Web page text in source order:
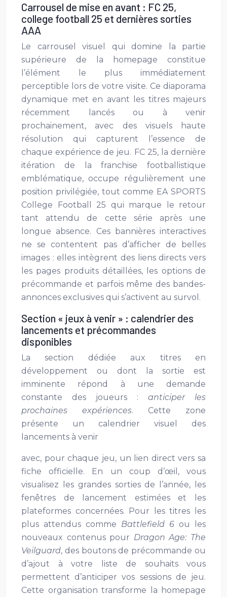
Carrousel de mise en avant : FC 25,
college football 25 et dernières sorties
AAA
Le carrousel visuel qui domine la partie
supérieure de la homepage constitue
l’élément le plus immédiatement
perceptible lors de votre visite. Ce diaporama
dynamique met en avant les titres majeurs
récemment lancés ou à venir
prochainement, avec des visuels haute
résolution qui capturent l’essence de
chaque expérience de jeu. FC 25, la dernière
itération de la franchise footballistique
emblématique, occupe régulièrement une
position privilégiée, tout comme EA SPORTS
College Football 25 qui marque le retour
tant attendu de cette série après une
longue absence. Ces bannières interactives
ne se contentent pas d’afficher de belles
images : elles intègrent des liens directs vers
les pages produits détaillées, les options de
précommande et parfois même des bandes-
annonces exclusives qui s’activent au survol.
Section « jeux à venir » : calendrier des
lancements et précommandes
disponibles
La section dédiée aux titres en
développement ou dont la sortie est
imminente répond à une demande
constante des joueurs : anticiper les
prochaines expériences. Cette zone
présente un calendrier visuel des
lancements à venir
avec, pour chaque jeu, un lien direct vers sa
fiche officielle. En un coup d’œil, vous
visualisez les grandes sorties de l’année, les
fenêtres de lancement estimées et les
plateformes concernées. Pour les titres les
plus attendus comme Battlefield 6 ou les
nouveaux contenus pour Dragon Age: The
Veilguard, des boutons de précommande ou
d’ajout à votre liste de souhaits vous
permettent d’anticiper vos sessions de jeu.
Cette organisation transforme la homepage